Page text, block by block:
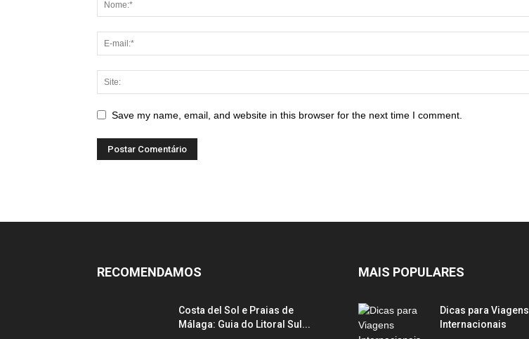
Save my name, email, and website in this browser for the next time I comment.
RECOMENDAMOS
Costa del Sol e Praias de
Málaga: Guia do Litoral Sul...
MAIS POPULARES
Dicas para Viagens
Internacionais